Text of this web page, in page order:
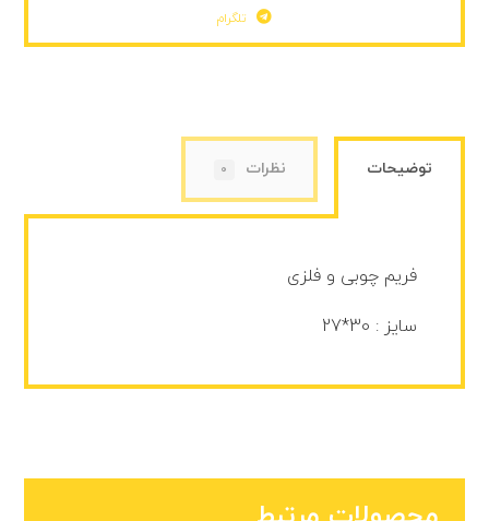
تلگرام
توضیحات نظرات 0
فریم چوبی و فلزی
سایز : 30*27